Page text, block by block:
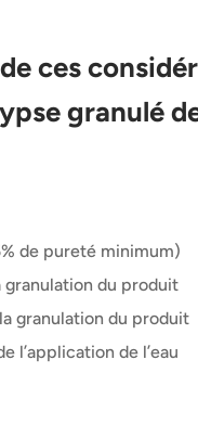
ces
granulé
de pureté minimum)
du produit
granulation du produit
l’application de l’eau